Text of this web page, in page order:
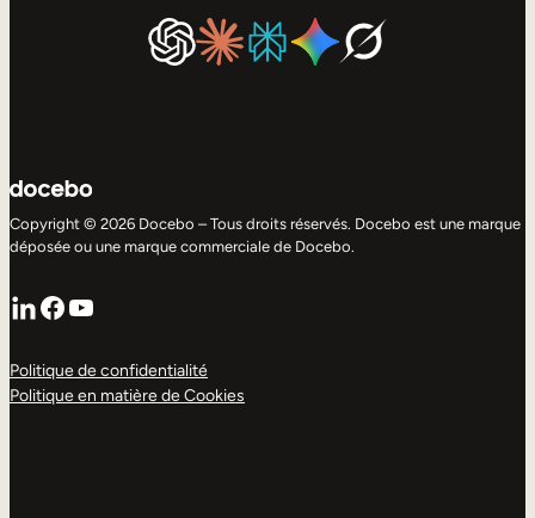
Copyright © 2026 Docebo – Tous droits réservés. Docebo est une marque
déposée ou une marque commerciale de Docebo.
LinkedIn
Facebook
YouTube
Politique de confidentialité
Politique en matière de Cookies